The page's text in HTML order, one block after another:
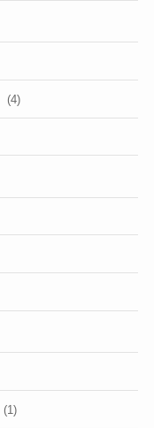
(4)
(1)